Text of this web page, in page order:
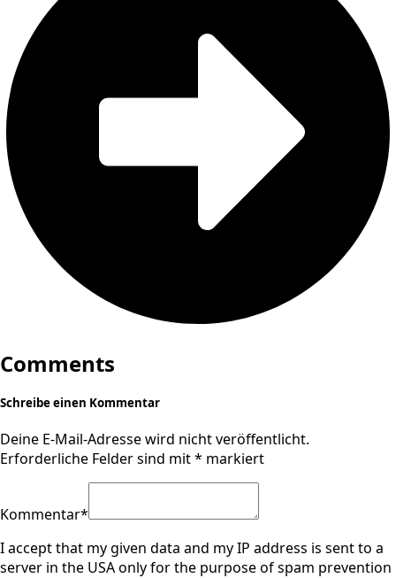
Comments
Schreibe einen Kommentar
Deine E-Mail-Adresse wird nicht veröffentlicht.
Erforderliche Felder sind mit* markiert
Kommentar*
I accept that my given data and my IP address is sent to a
server in the USA only for the purpose of spam prevention